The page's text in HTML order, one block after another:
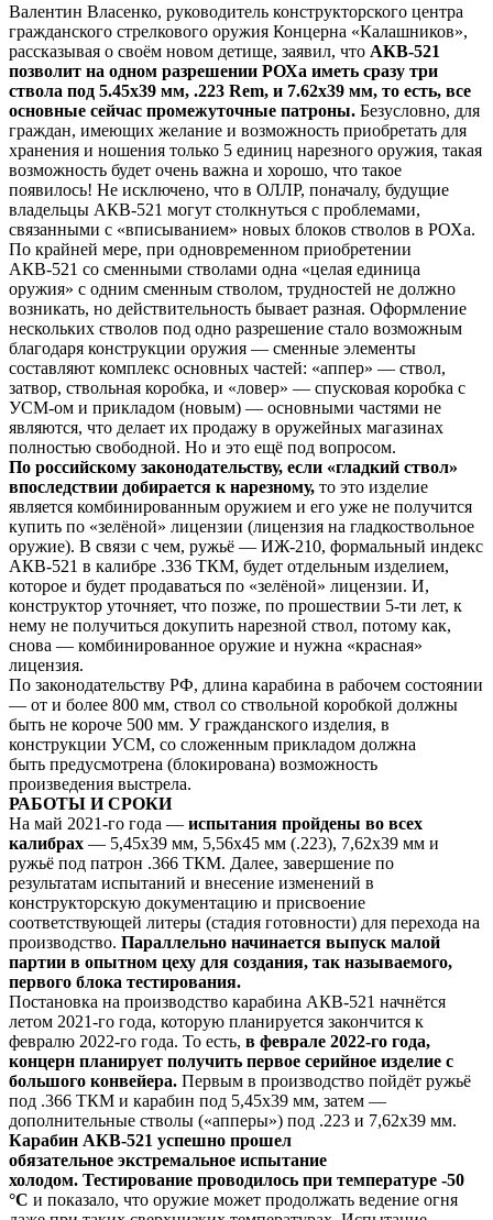
Валентин Власенко, руководитель конструкторского центра
гражданского стрелкового оружия Концерна «Калашников»,
рассказывая о своём новом детище, заявил, что АКВ-521
позволит на одном разрешении РОХа иметь сразу три
ствола под 5.45х39 мм, .223 Rem, и 7.62х39 мм, то есть, все
основные сейчас промежуточные патроны. Безусловно, для
граждан, имеющих желание и возможность приобретать для
хранения и ношения только 5 единиц нарезного оружия, такая
возможность будет очень важна и хорошо, что такое
появилось! Не исключено, что в ОЛЛР, поначалу, будущие
владельцы АКВ-521 могут столкнуться с проблемами,
связанными с «вписыванием» новых блоков стволов в РОХа.
По крайней мере, при одновременном приобретении
АКВ-521 со сменными стволами одна «целая единица
оружия» с одним сменным стволом, трудностей не должно
возникать, но действительность бывает разная. Оформление
нескольких стволов под одно разрешение стало возможным
благодаря конструкции оружия — сменные элементы
составляют комплекс основных частей: «аппер» — ствол,
затвор, ствольная коробка, и «ловер» — спусковая коробка с
УСМ-ом и прикладом (новым) — основными частями не
являются, что делает их продажу в оружейных магазинах
полностью свободной. Но и это ещё под вопросом.
По российскому законодательству, если «гладкий ствол»
впоследствии добирается к нарезному, то это изделие
является комбинированным оружием и его уже не получится
купить по «зелёной» лицензии (лицензия на гладкоствольное
оружие). В связи с чем, ружьё — ИЖ-210, формальный индекс
АКВ-521 в калибре .336 ТКМ, будет отдельным изделием,
которое и будет продаваться по «зелёной» лицензии. И,
конструктор уточняет, что позже, по прошествии 5-ти лет, к
нему не получиться докупить нарезной ствол, потому как,
снова — комбинированное оружие и нужна «красная»
лицензия.
По законодательству РФ, длина карабина в рабочем состоянии
— от и более 800 мм, ствол со ствольной коробкой должны
быть не короче 500 мм. У гражданского изделия, в
конструкции УСМ, со сложенным прикладом должна
быть предусмотрена (блокирована) возможность
произведения выстрела.
РАБОТЫ И СРОКИ
На май 2021-го года — испытания пройдены во всех
калибрах — 5,45х39 мм, 5,56х45 мм (.223), 7,62х39 мм и
ружьё под патрон .366 ТКМ. Далее, завершение по
результатам испытаний и внесение изменений в
конструкторскую документацию и присвоение
соответствующей литеры (стадия готовности) для перехода на
производство. Параллельно начинается выпуск малой
партии в опытном цеху для создания, так называемого,
первого блока тестирования.
Постановка на производство карабина АКВ-521 начнётся
летом 2021-го года, которую планируется закончится к
февралю 2022-го года. То есть, в феврале 2022-го года,
концерн планирует получить первое серийное изделие с
большого конвейера. Первым в производство пойдёт ружьё
под .366 ТКМ и карабин под 5,45х39 мм, затем —
дополнительные стволы («апперы») под .223 и 7,62х39 мм.
Карабин АКВ-521 успешно прошел
обязательное экстремальное испытание
холодом. Тестирование проводилось при температуре -50
°C и показало, что оружие может продолжать ведение огня